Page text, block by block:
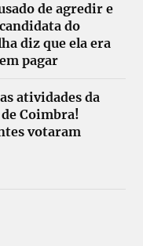
de agredir e
do
diz que ela era
pagar
atividades da
de Coimbra!
votaram